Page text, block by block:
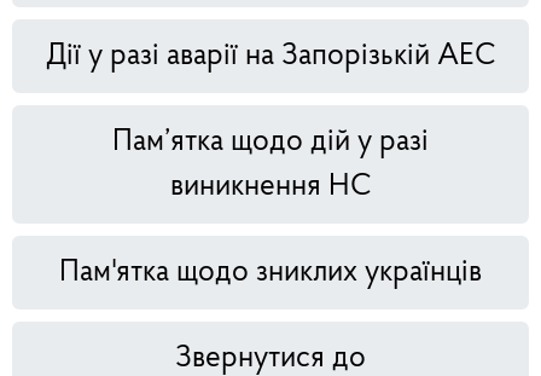
Дії у разі аварії на Запорізькій АЕС
Пам’ятка щодо дій у разі
виникнення НС
Пам'ятка щодо зниклих українців
Звернутися до